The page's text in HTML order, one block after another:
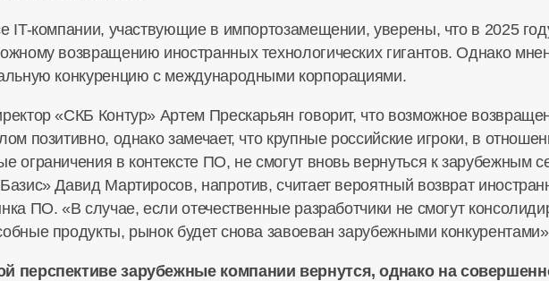
IT-компании, участвующие в импортозамещении, уверены, что в 2025
возвращению иностранных технологических гигантов. Однако
конкуренцию с международными корпорациями.
«СКБ Контур» Артем Прескарьян говорит, что возможное
позитивно, однако замечает, что крупные российские игроки, в
ограничения в контексте ПО, не смогут вновь вернуться к зарубежным
Давид Мартиросов, напротив, считает вероятный возврат
ПО. «В случае, если отечественные разработчики не смогут
продукты, рынок будет снова завоеван зарубежными
перспективе зарубежные компании вернутся, однако на